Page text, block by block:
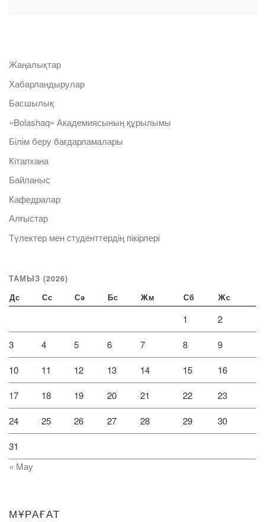
Жаңалықтар
Хабарландырулар
Басшылық
«Bolashaq» Академиясының құрылымы
Білім беру бағдарламалары
Кітапхана
Байланыс
Кафедралар
Алғыстар
Түлектер мен студенттердің пікірлері
ТАМЫЗ (2026)
Дс Сс Сә Бс Жм Сб Жс
1 2
3 4 5 6 7 8 9
10 11 12 13 14 15 16
17 18 19 20 21 22 23
24 25 26 27 28 29 30
31
« Мау
МҰРАҒАТ